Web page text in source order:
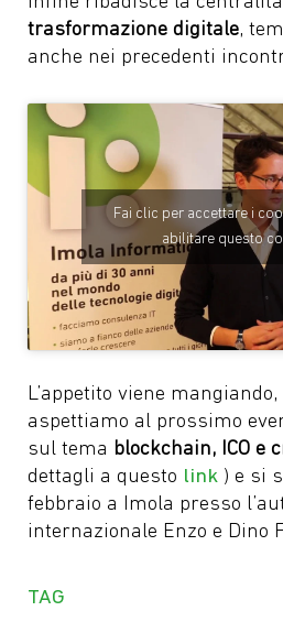
trasformazione digitale,
anche nei precedenti
Fai clic per accettare i
abilitare questo
L’appetito viene
aspettiamo al prossimo
sul tema blockchain, ICO e
dettagli a questo link ) e si
febbraio a Imola presso
internazionale Enzo e Dino